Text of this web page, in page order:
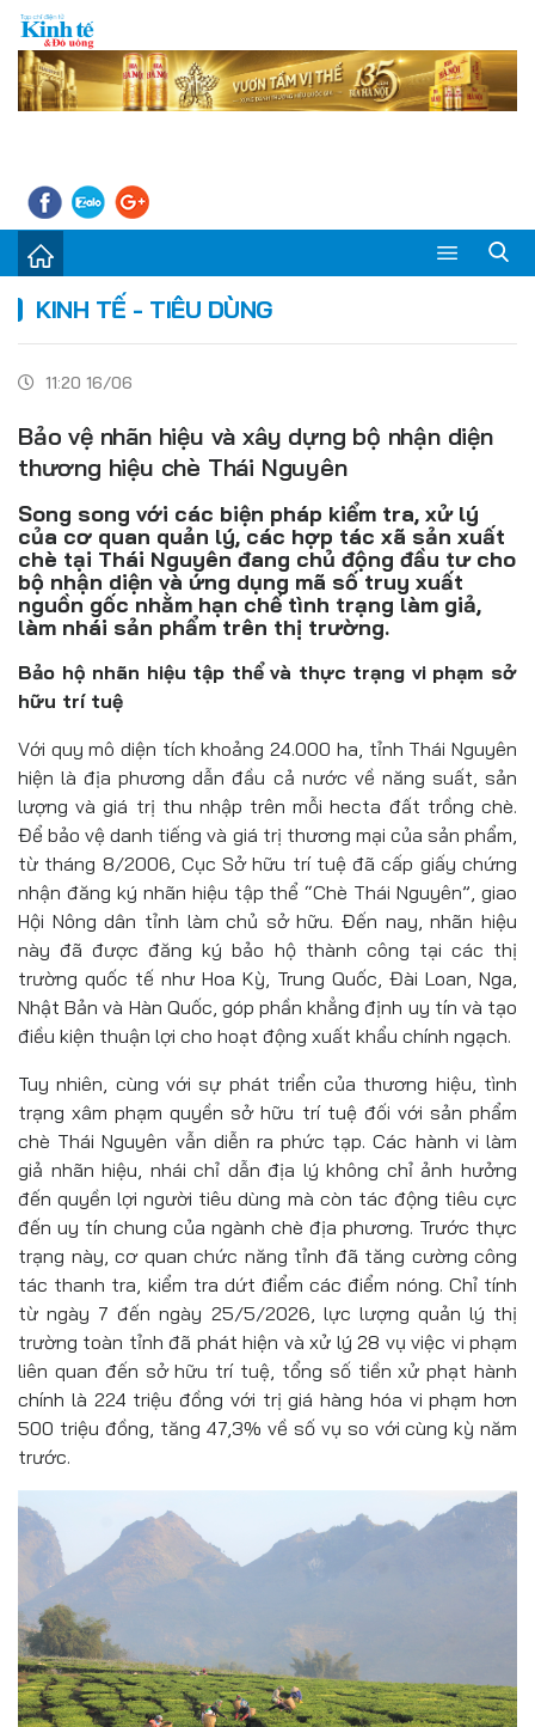
Kinh tế - Tiêu dùng
Đời sống
Thị trường
Đồ uống
Pháp luật
Multimedia
KINH TẾ - TIÊU DÙNG
11:20 16/06
Bảo vệ nhãn hiệu và xây dựng bộ nhận diện
thương hiệu chè Thái Nguyên
Song song với các biện pháp kiểm tra, xử lý
của cơ quan quản lý, các hợp tác xã sản xuất
chè tại Thái Nguyên đang chủ động đầu tư cho
bộ nhận diện và ứng dụng mã số truy xuất
nguồn gốc nhằm hạn chế tình trạng làm giả,
làm nhái sản phẩm trên thị trường.
Bảo hộ nhãn hiệu tập thể và thực trạng vi phạm sở
hữu trí tuệ
Với quy mô diện tích khoảng 24.000 ha, tỉnh Thái Nguyên
hiện là địa phương dẫn đầu cả nước về năng suất, sản
lượng và giá trị thu nhập trên mỗi hecta đất trồng chè.
Để bảo vệ danh tiếng và giá trị thương mại của sản phẩm,
từ tháng 8/2006, Cục Sở hữu trí tuệ đã cấp giấy chứng
nhận đăng ký nhãn hiệu tập thể “Chè Thái Nguyên”, giao
Hội Nông dân tỉnh làm chủ sở hữu. Đến nay, nhãn hiệu
này đã được đăng ký bảo hộ thành công tại các thị
trường quốc tế như Hoa Kỳ, Trung Quốc, Đài Loan, Nga,
Nhật Bản và Hàn Quốc, góp phần khẳng định uy tín và tạo
điều kiện thuận lợi cho hoạt động xuất khẩu chính ngạch.
Tuy nhiên, cùng với sự phát triển của thương hiệu, tình
trạng xâm phạm quyền sở hữu trí tuệ đối với sản phẩm
chè Thái Nguyên vẫn diễn ra phức tạp. Các hành vi làm
giả nhãn hiệu, nhái chỉ dẫn địa lý không chỉ ảnh hưởng
đến quyền lợi người tiêu dùng mà còn tác động tiêu cực
đến uy tín chung của ngành chè địa phương. Trước thực
trạng này, cơ quan chức năng tỉnh đã tăng cường công
tác thanh tra, kiểm tra dứt điểm các điểm nóng. Chỉ tính
từ ngày 7 đến ngày 25/5/2026, lực lượng quản lý thị
trường toàn tỉnh đã phát hiện và xử lý 28 vụ việc vi phạm
liên quan đến sở hữu trí tuệ, tổng số tiền xử phạt hành
chính là 224 triệu đồng với trị giá hàng hóa vi phạm hơn
500 triệu đồng, tăng 47,3% về số vụ so với cùng kỳ năm
trước.